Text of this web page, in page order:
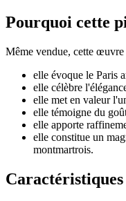
Pourquoi cette
Même vendue, cette
elle évoque le Paris
elle célèbre
elle met en valeur
elle témoigne du
elle apporte
elle constitue un
montmartrois.
Caractéristiques